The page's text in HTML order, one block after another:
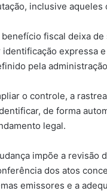
inclusive
fiscal deixa
expressa
pela
o controle, a
de forma
legal.
impõe a revisão
dos atos
emissores e a